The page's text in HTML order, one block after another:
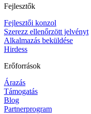
Fejlesztők
Fejlesztői konzol
Szerezz ellenőrzött jelvényt
Alkalmazás beküldése
Hirdess
Erőforrások
Árazás
Támogatás
Blog
Partnerprogram